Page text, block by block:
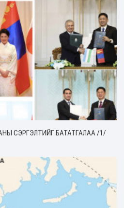
СЭРГЭЛТИЙГ БАТАТГАЛАА /1/